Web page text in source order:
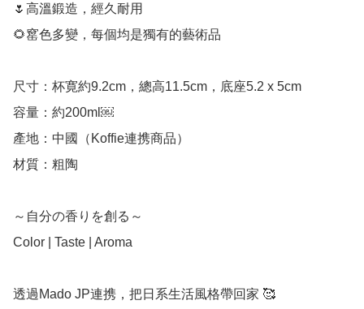
🌷高溫鍛造，經久耐用
🌻窰色多變，每個均是獨有的藝術品
尺寸：杯寛約9.2cm，總高11.5cm，底座5.2 x 5cm
容量：約200ml￼
產地：中國（Koffie連携商品）
材質：粗陶
～自分の香りを創る～
Color | Taste | Aroma
透過Mado JP連携，把日系生活風格帶回家 🥰